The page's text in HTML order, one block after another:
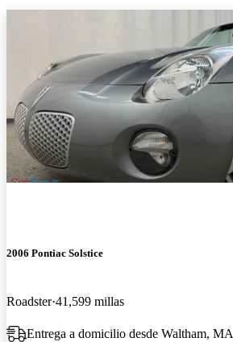
2006 Pontiac Solstice
Roadster 41,599 millas
Entrega a domicilio desde Waltham, MA